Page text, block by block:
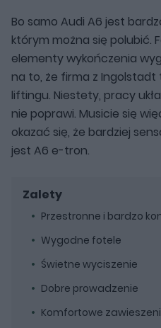
Bo samo Audi A6 jest
którym można się polubić.
elementy wykończenia
na to, że firma z Ingolstadt
liftingu. Niestety, pracy
nie poprawi. Musicie się
okazać się, że bardziej
jest A6 e-tron.
Zalety
Przestronne i bardzo
Wygodne fotele
Świetne wyciszenie
Dobre prowadzenie
Komfortowe